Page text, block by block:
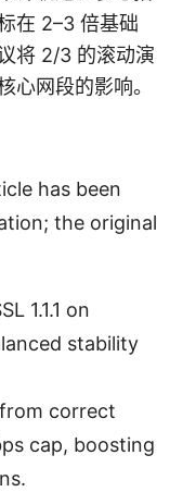
在 2–3 倍基础
将 2/3 的滚动演
心网段的影响。
has been
the original
1.1.1 on
stability
correct
cap, boosting